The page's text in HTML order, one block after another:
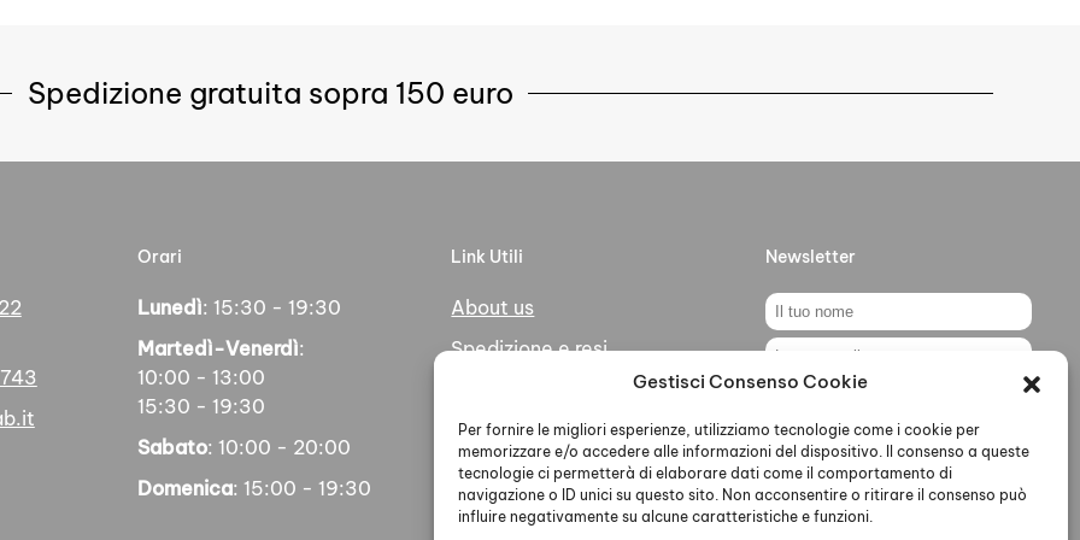
Gestisci Consenso Cookie
Per fornire le migliori esperienze, utilizziamo tecnologie come i cookie per
memorizzare e/o accedere alle informazioni del dispositivo. Il consenso a queste
tecnologie ci permetterà di elaborare dati come il comportamento di
navigazione o ID unici su questo sito. Non acconsentire o ritirare il consenso può
influire negativamente su alcune caratteristiche e funzioni.
Spedizione gratuita sopra 150 euro
Orari
Lunedì: 15:30 - 19:30
Martedì-Venerdì:
10:00 - 13:00
15:30 - 19:30
Sabato: 10:00 - 20:00
Domenica: 15:00 - 19:30
Link Utili
About us
Spedizione e resi
Social
Newsletter
Ho letto accettato la Privacy
Policy